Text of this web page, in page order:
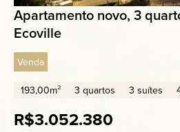
Apartamento novo, 3
Ecoville
Venda
193,00m² 3 quartos 3 suítes
R$3.052.380